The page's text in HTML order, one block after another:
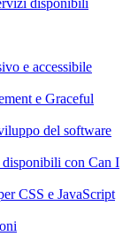
disponibili
e accessibile
e Graceful
del software
con Can I
CSS e JavaScript